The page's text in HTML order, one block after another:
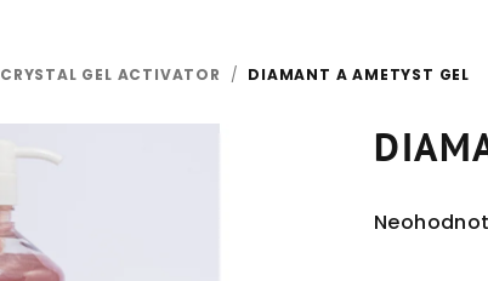
CRYSTAL GEL ACTIVATOR / DIAMANT A AMETYST GEL
Priemerné